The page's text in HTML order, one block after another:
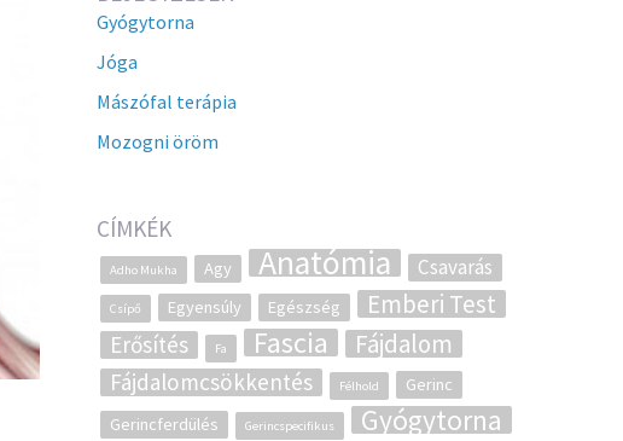
Gyógytorna
Jóga
Mászófal terápia
Mozogni öröm
CÍMKÉK
Adho Mukha Agy Anatómia Csavarás
Csípő Egyensúly Egészség Emberi Test
Erősítés Fa Fascia Fájdalom
Fájdalomcsökkentés Félhold
Gerinc
Gerincferdülés
Gerincspecifikus Gyógytorna